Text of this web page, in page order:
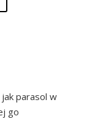
parasol w
go